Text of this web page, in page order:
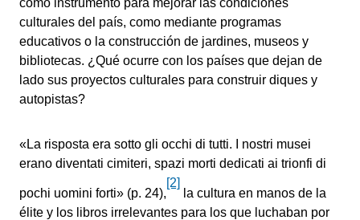
como instrumento para mejorar las condiciones
culturales del país, como mediante programas
educativos o la construcción de jardines, museos y
bibliotecas. ¿Qué ocurre con los países que dejan de
lado sus proyectos culturales para construir diques y
autopistas?
«La risposta era sotto gli occhi di tutti. I nostri musei
erano diventati cimiteri, spazi morti dedicati ai trionfi di
pochi uomini forti» (p. 24),
[2]
la cultura en manos de la
élite y los libros irrelevantes para los que luchaban por